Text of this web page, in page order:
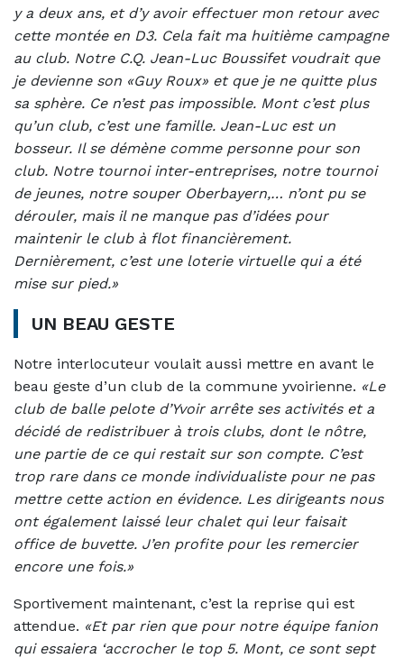
y a deux ans, et d’y avoir effectuer mon retour avec
cette montée en D3. Cela fait ma huitième campagne
au club. Notre C.Q. Jean-Luc Boussifet voudrait que
je devienne son «Guy Roux» et que je ne quitte plus
sa sphère. Ce n’est pas impossible. Mont c’est plus
qu’un club, c’est une famille. Jean-Luc est un
bosseur. Il se démène comme personne pour son
club. Notre tournoi inter-entreprises, notre tournoi
de jeunes, notre souper Oberbayern,… n’ont pu se
dérouler, mais il ne manque pas d’idées pour
maintenir le club à flot financièrement.
Dernièrement, c’est une loterie virtuelle qui a été
mise sur pied.»
UN BEAU GESTE
Notre interlocuteur voulait aussi mettre en avant le
beau geste d’un club de la commune yvoirienne. «Le
club de balle pelote d’Yvoir arrête ses activités et a
décidé de redistribuer à trois clubs, dont le nôtre,
une partie de ce qui restait sur son compte. C’est
trop rare dans ce monde individualiste pour ne pas
mettre cette action en évidence. Les dirigeants nous
ont également laissé leur chalet qui leur faisait
office de buvette. J’en profite pour les remercier
encore une fois.»
Sportivement maintenant, c’est la reprise qui est
attendue. «Et par rien que pour notre équipe fanion
qui essaiera ‘accrocher le top 5. Mont, ce sont sept